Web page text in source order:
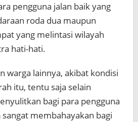
pengguna jalan baik yang
roda dua maupun
yang melintasi wilayah
hati-hati.
warga lainnya, akibat kondisi
itu, tentu saja selain
bagi para pengguna
membahayakan bagi